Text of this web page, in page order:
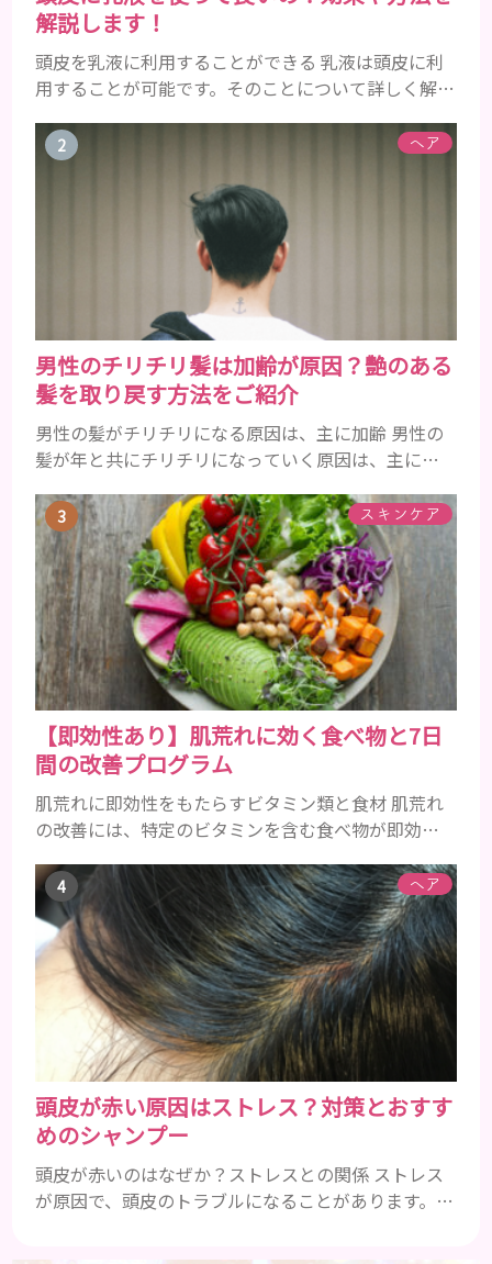
解説します！
頭皮を乳液に利用することができる 乳液は頭皮に利
用することが可能です。そのことについて詳しく解説
まれた化粧品 乳液とは水分と油分がバランスよく配
合されている化粧品のことです。 化粧水はその成分
のほとんどが水分ですが、乳液には油分が含まれて
いる点が違いといえます。 また、乳液との違いが曖
昧なものとしてローションがあり、ローションにも油
分が豊富に含まれて...
ヘア
男性のチリチリ髪は加齢が原因？艶のある
髪を取り戻す方法をご紹介
男性の髪がチリチリになる原因は、主に加齢 男性の
髪が年と共にチリチリになっていく原因は、主に加
にツヤがあった男性も、いつのまにか髪がチリチリ
でペタンとするようになったと感じる人もいるでし
ょう。特に大人の男性としての魅力が出てくる40代
以降の男性に悩んでいる人が多い傾向があります。
髪が生え変わるサイクルは、年齢と共に乱れていき
ます。髪が太くならないま...
スキンケア
【即効性あり】肌荒れに効く食べ物と7日
間の改善プログラム
肌荒れに即効性をもたらすビタミン類と食材 肌荒れ
の改善には、特定のビタミンを含む食べ物が即効性
を高め、荒れた肌を内側から修復する栄養素です。
ビタミンA：レバー、人参、ほうれん草など レバー、
人参、ほうれん草などに含まれるビタミンAは、肌の
ターンオーバーを正常化し、肌荒れを素早く修復し
ます。特にレバーは吸収率の高いレチノールを含み、
即効性が期待でき...
ヘア
頭皮が赤い原因はストレス？対策とおすす
めのシャンプー
頭皮が赤いのはなぜか？ストレスとの関係 ストレス
が原因で、頭皮のトラブルになることがあります。頭